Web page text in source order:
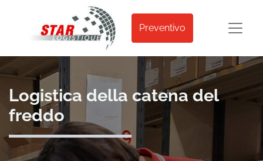
Preventivo
Logistica della catena del
freddo